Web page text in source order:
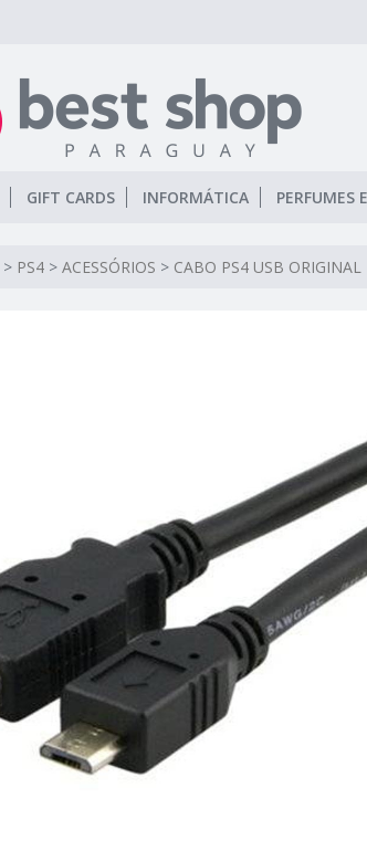
GIFT CARDS INFORMÁTICA PERFUMES
> PS4 > ACESSÓRIOS > CABO PS4 USB ORIGINAL